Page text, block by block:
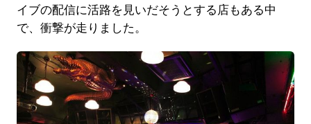
イブの配信に活路を見いだそうとする店もある中
で、衝撃が走りました。